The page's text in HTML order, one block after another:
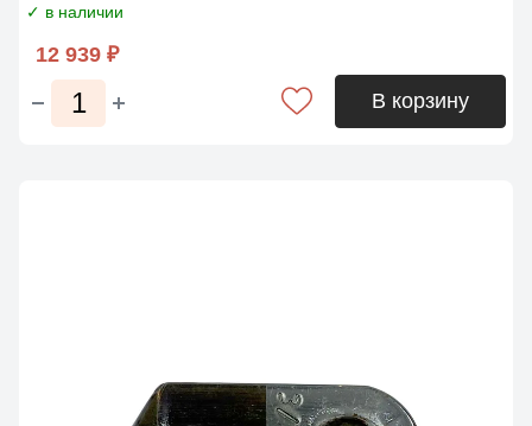
✓ в наличии
12 939 ₽
В корзину